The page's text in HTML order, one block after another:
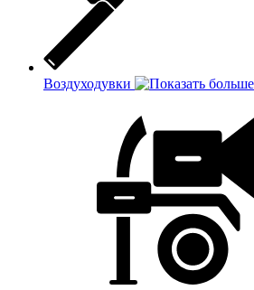
Воздуходувки